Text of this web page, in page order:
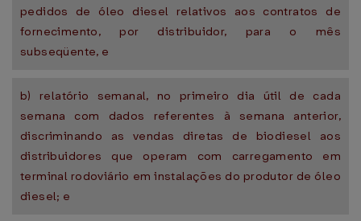
pedidos de óleo diesel relativos aos contratos de
fornecimento, por distribuidor, para o mês
subseqüente, e
b) relatório semanal, no primeiro dia útil de cada
semana com dados referentes à semana anterior,
discriminando as vendas diretas de biodiesel aos
distribuidores que operam com carregamento em
terminal rodoviário em instalações do produtor de óleo
diesel; e